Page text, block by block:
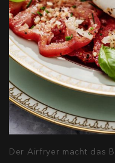
Der Airfryer macht das